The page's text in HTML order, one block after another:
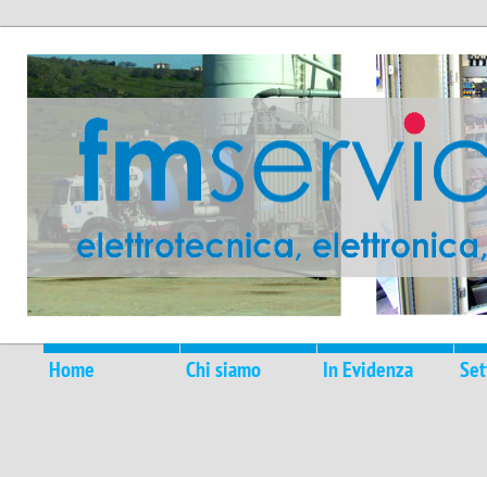
Home Chi siamo In Evidenza